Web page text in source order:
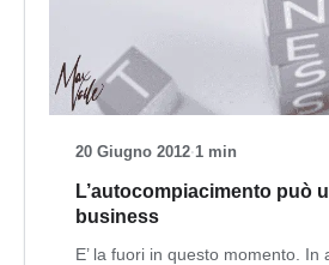
20 Giugno 2012·1 min
L’autocompiacimento può
business
E’ la fuori in questo momento. In